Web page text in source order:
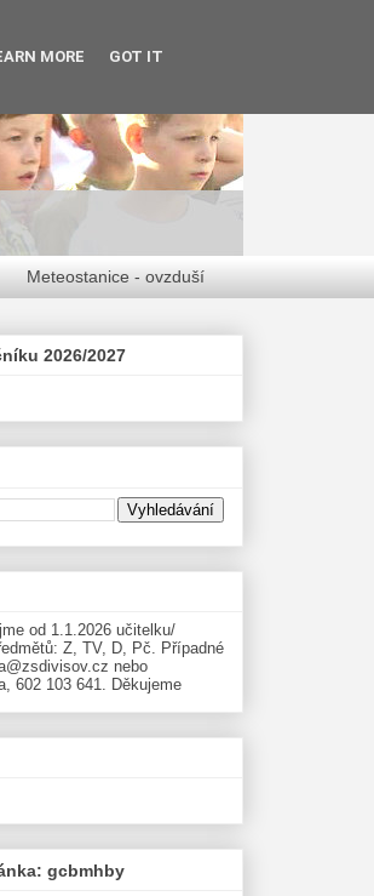
Meteostanice - ovzduší
2026/2027
od 1.1.2026 učitelku/
Z, TV, D, Pč. Případné
nebo
602 103 641. Děkujeme
gcbmhby
MORE GOT IT